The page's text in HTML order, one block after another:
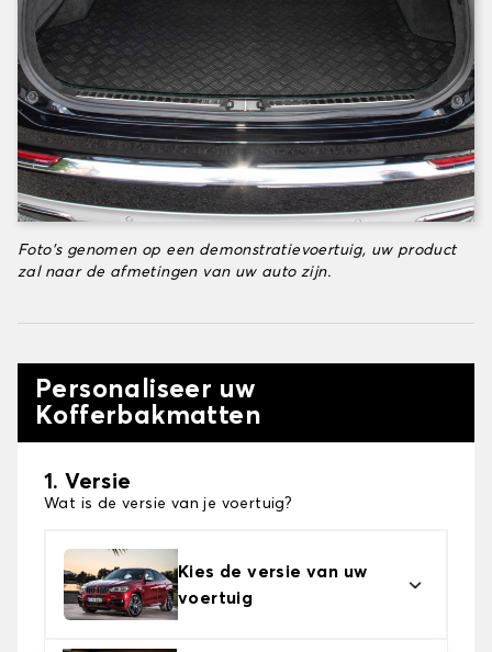
Foto's genomen op een demonstratievoertuig, uw product
zal naar de afmetingen van uw auto zijn.
Personaliseer uw
Kofferbakmatten
1. Versie
Wat is de versie van je voertuig?
Kies de versie van uw
voertuig